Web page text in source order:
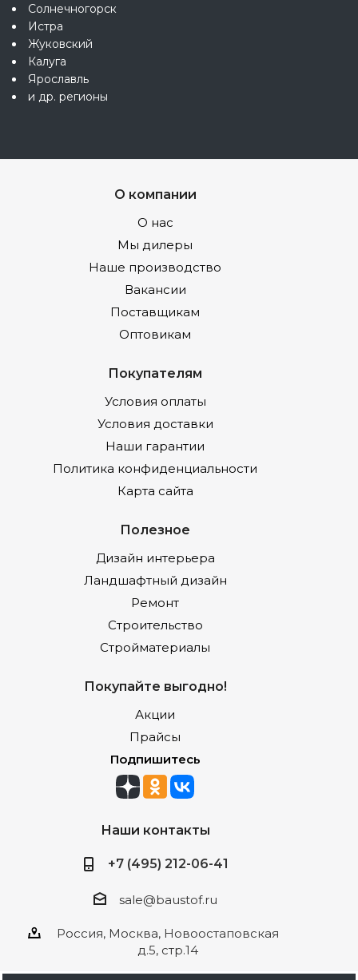
Солнечногорск
Истра
Жуковский
Калуга
Ярославль
и др. регионы
О компании
О нас
Мы дилеры
Наше производство
Вакансии
Поставщикам
Оптовикам
Покупателям
Условия оплаты
Условия доставки
Наши гарантии
Политика конфиденциальности
Карта сайта
Полезное
Дизайн интерьера
Ландшафтный дизайн
Ремонт
Строительство
Стройматериалы
Покупайте выгодно!
Акции
Прайсы
Подпишитесь
Наши контакты
+7 (495) 212-06-41
sale@baustof.ru
Россия, Москва, Новоостаповская
д.5, стр.14